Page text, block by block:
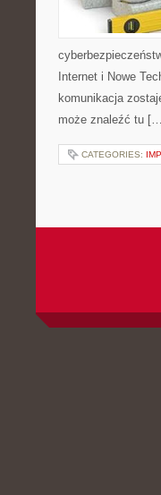
Internet i Nowe
komunikacja
może znaleźć tu
CATEGORIES: